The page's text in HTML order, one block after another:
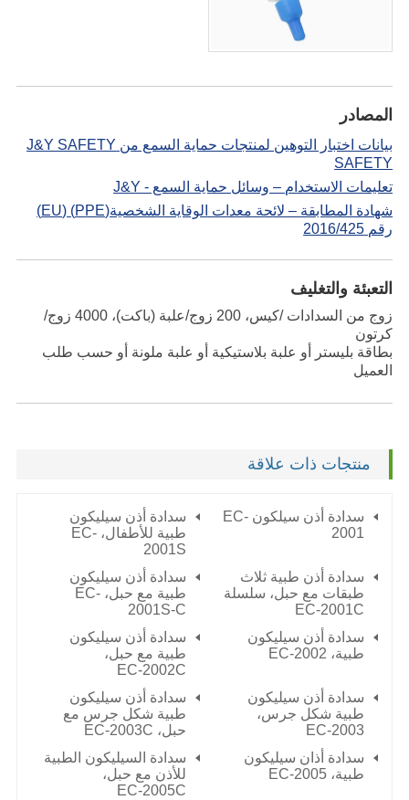
المصادر
بيانات اختبار التوهين لمنتجات حماية السمع من J&Y SAFETY
SAFETY
تعليمات الاستخدام – وسائل حماية السمع - J&Y
شهادة المطابقة – لائحة معدات الوقاية الشخصية(PPE) (EU)
رقم 2016/425
التعبئة والتغليف
زوج من السدادات /كيس، 200 زوج/علبة (باكت)، 4000 زوج/
كرتون
بطاقة بليستر أو علبة بلاستيكية أو علبة ملونة أو حسب طلب
العميل
منتجات ذات علاقة
سدادة أذن سيلكون EC-
2001
سدادة أذن سيليكون
طبية للأطفال، EC-
2001S
سدادة أذن طبية ثلاث
طبقات مع حبل، سلسلة
EC-2001C
سدادة أذن سيليكون
طبية مع حبل، EC-
2001S-C
سدادة أذن سيليكون
طبية، EC-2002
سدادة أذن سيليكون
طبية مع حبل،
EC-2002C
سدادة أذن سيليكون
طبية شكل جرس،
EC-2003
سدادة أذن سيليكون
طبية شكل جرس مع
حبل، EC-2003C
سدادة أذان سيليكون
طبية، EC-2005
سدادة السيليكون الطبية
للأذن مع حبل،
EC-2005C